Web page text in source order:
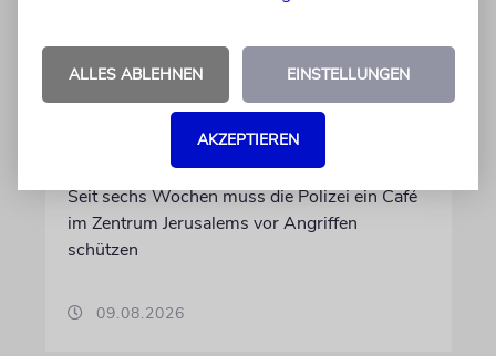
Zusammenstöße zwischen
Charedim und Säkularen in
Jerusalem wegen eines Cafés
Seit sechs Wochen muss die Polizei ein Café
im Zentrum Jerusalems vor Angriffen
schützen
09.08.2026
ALLES ABLEHNEN EINSTELLUNGEN
AKZEPTIEREN